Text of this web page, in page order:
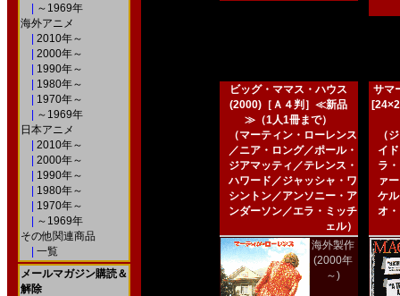
～1969年
海外アニメ
2010年～
2000年～
1990年～
1980年～
1970年～
～1969年
日本アニメ
2010年～
2000年～
1990年～
1980年～
1970年～
～1969年
その他関連商品
一覧
メールマガジン購読＆
解除
ビッグ・ママス・ハウス
(2000)［Ａ４判］≪新品
≫（1人1冊まで）
（マーティン・ローレンス
／ニア・ロング／ポール・
ジアマッティ／テレンス・
ハワード／ジャッシャ・ワ
シントン／アンソニー・ア
ンダーソン／エラ・ミッチ
ェル）
海外製作
(2000年
～)
サマ
（
イ
ラ
ァ
ケ
オ